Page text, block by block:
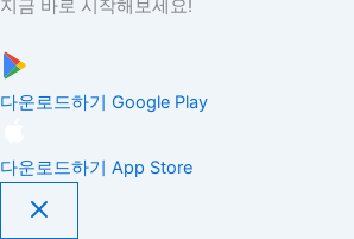
지금 바로 시작해보세요!
다운로드하기 Google Play
다운로드하기 App Store